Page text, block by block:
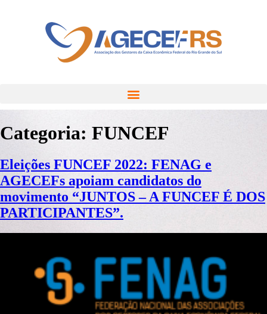
Categoria: FUNCEF
Eleições FUNCEF 2022: FENAG e
AGECEFs apoiam candidatos do
movimento “JUNTOS – A FUNCEF É DOS
PARTICIPANTES”.